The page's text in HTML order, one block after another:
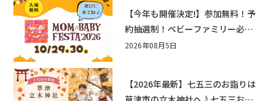
【今年も開催決定!】参加無料！予
約抽選制！ベビーファミリー必見
☆入場無料☆10/29(木)30(金)ママ
2026年08月5日
【2026年最新】七五三のお詣りは